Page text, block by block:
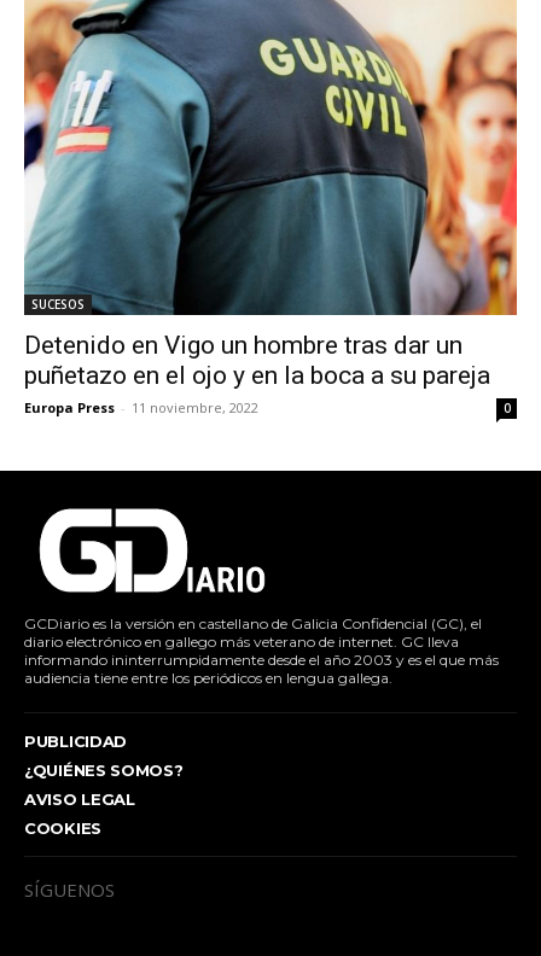
SUCESOS
Detenido en Vigo un hombre tras dar un
puñetazo en el ojo y en la boca a su pareja
Europa Press - 11 noviembre, 2022 0
GCDiario es la versión en castellano de Galicia Confidencial (GC), el
diario electrónico en gallego más veterano de internet. GC lleva
informando ininterrumpidamente desde el año 2003 y es el que más
audiencia tiene entre los periódicos en lengua gallega.
PUBLICIDAD
¿QUIÉNES SOMOS?
AVISO LEGAL
COOKIES
SÍGUENOS